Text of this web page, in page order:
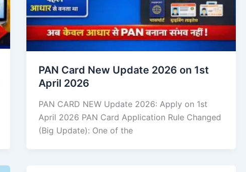
PAN Card New Update 2026 on 1st
April 2026
PAN CARD NEW Update 2026: Apply on 1st
April 2026 PAN Card Application Rule Changed
(Big Update): One of the